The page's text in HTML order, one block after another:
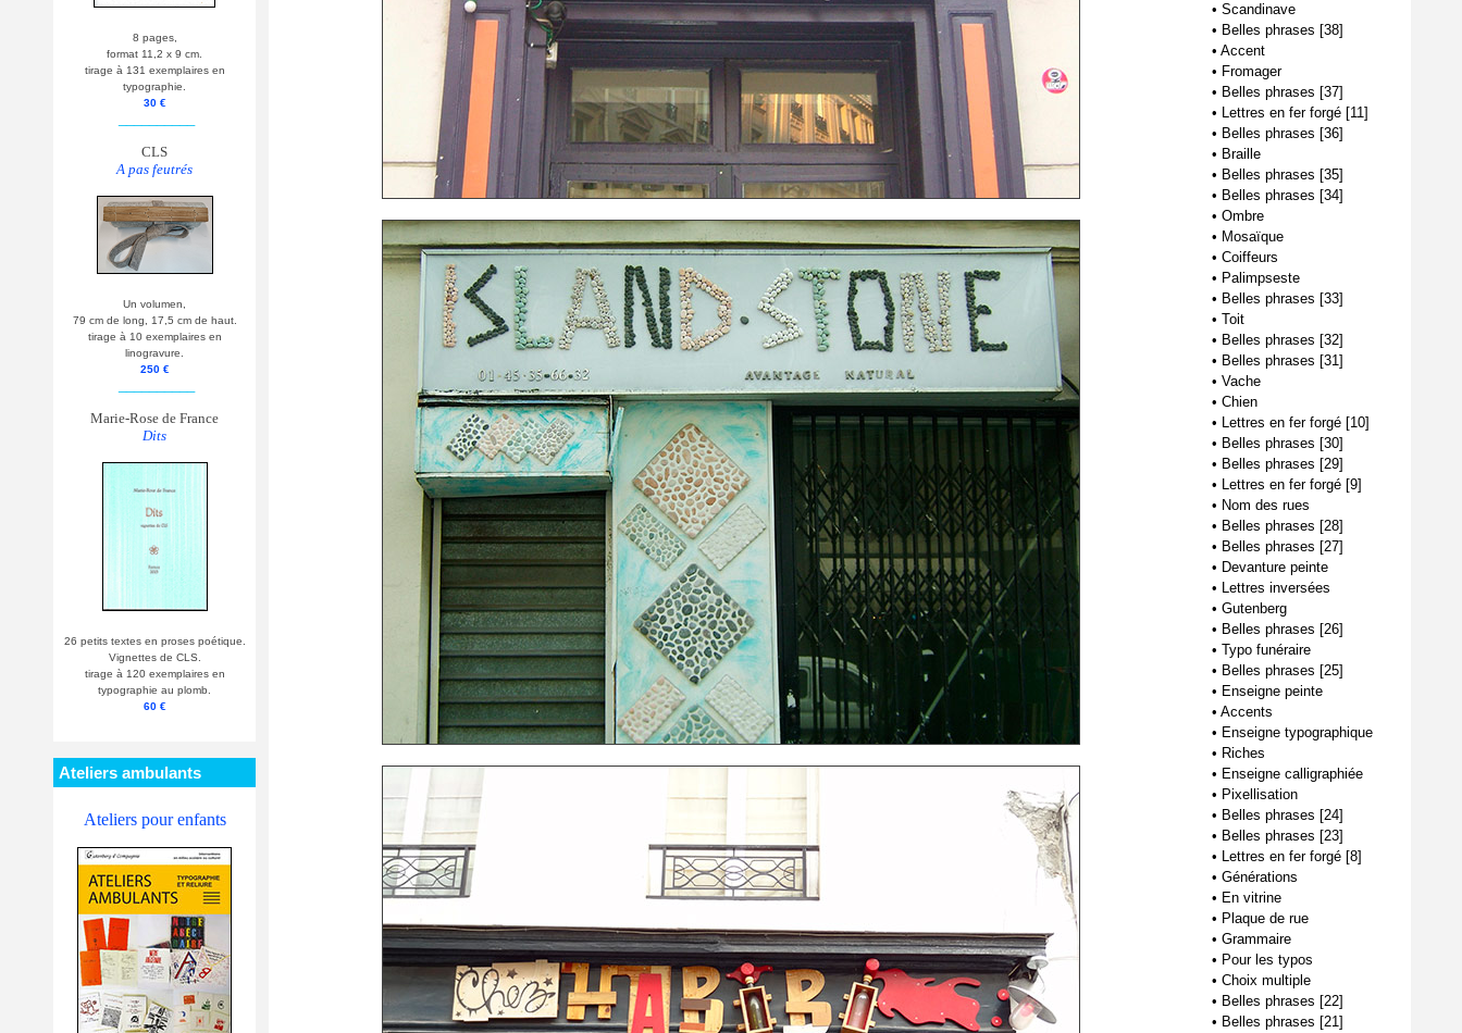
8 pages,
format 11,2 x 9 cm.
tirage à 131 exemplaires en
typographie.
30 €
CLS
A pas feutrés
Un volumen,
79 cm de long, 17,5 cm de haut.
tirage à 10 exemplaires en
linogravure.
250 €
Marie-Rose de France
Dits
26 petits textes en proses poétique.
Vignettes de CLS.
tirage à 120 exemplaires en
typographie au plomb.
60 €
Ateliers ambulants
Ateliers pour enfants
• Scandinave
• Belles phrases [38]
• Accent
• Fromager
• Belles phrases [37]
• Lettres en fer forgé [11]
• Belles phrases [36]
• Braille
• Belles phrases [35]
• Belles phrases [34]
• Ombre
• Mosaïque
• Coiffeurs
• Palimpseste
• Belles phrases [33]
• Toit
• Belles phrases [32]
• Belles phrases [31]
• Vache
• Chien
• Lettres en fer forgé [10]
• Belles phrases [30]
• Belles phrases [29]
• Lettres en fer forgé [9]
• Nom des rues
• Belles phrases [28]
• Belles phrases [27]
• Devanture peinte
• Lettres inversées
• Gutenberg
• Belles phrases [26]
• Typo funéraire
• Belles phrases [25]
• Enseigne peinte
• Accents
• Enseigne typographique
• Riches
• Enseigne calligraphiée
• Pixellisation
• Belles phrases [24]
• Belles phrases [23]
• Lettres en fer forgé [8]
• Générations
• En vitrine
• Plaque de rue
• Grammaire
• Pour les typos
• Choix multiple
• Belles phrases [22]
• Belles phrases [21]